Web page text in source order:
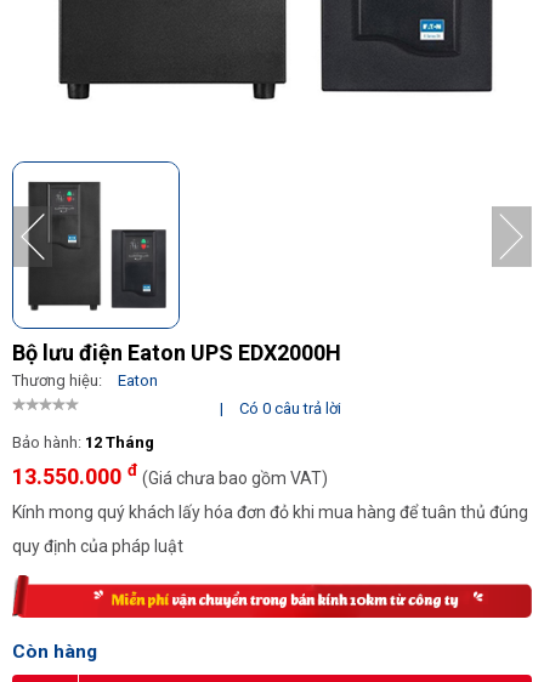
Bộ lưu điện Eaton UPS EDX2000H
Thương hiệu:
Eaton
|
Có 0 câu trả lời
Bảo hành: 12 Tháng
13.550.000 đ (Giá chưa bao gồm VAT)
Kính mong quý khách lấy hóa đơn đỏ khi mua hàng để tuân thủ đúng
quy định của pháp luật
Còn hàng